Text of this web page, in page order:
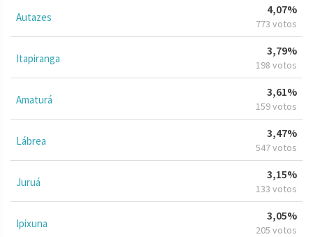
Autazes
4,07%
773 votos
Itapiranga
3,79%
198 votos
Amaturá
3,61%
159 votos
Lábrea
3,47%
547 votos
Juruá
3,15%
133 votos
Ipixuna
3,05%
205 votos